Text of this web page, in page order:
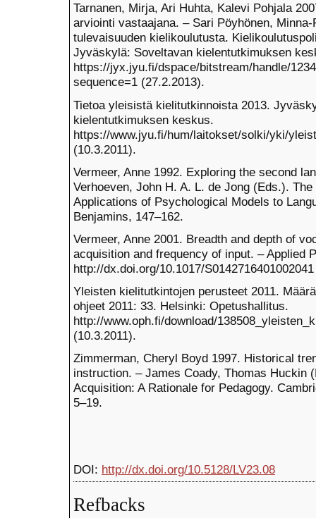
Tarnanen, Mirja, Ari Huhta, Kalevi Pohjala
arviointi vastaajana. – Sari Pöyhönen,
tulevaisuuden kielikoulutusta.
Jyväskylä: Soveltavan kielentutkimuksen
https://jyx.jyu.fi/dspace/bitstream/handle/
sequence=1 (27.2.2013).
Tietoa yleisistä kielitutkinnoista 2013.
kielentutkimuksen keskus.
https://www.jyu.fi/hum/laitokset/solki/yki/
(10.3.2011).
Vermeer, Anne 1992. Exploring the second
Verhoeven, John H. A. L. de Jong (Eds.).
Applications of Psychological Models to
Benjamins, 147–162.
Vermeer, Anne 2001. Breadth and depth of
acquisition and frequency of input. – Applied
http://dx.doi.org/10.1017/S0142716401002041
Yleisten kielitutkintojen perusteet 2011.
ohjeet 2011: 33. Helsinki: Opetushallitus.
http://www.oph.fi/download/
(10.3.2011).
Zimmerman, Cheryl Boyd 1997. Historical
instruction. – James Coady, Thomas Huckin
Acquisition: A Rationale for Pedagogy.
5–19.
DOI: http://dx.doi.org/10.5128/LV23.08
Refbacks